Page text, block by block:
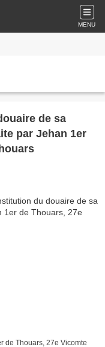
MENU
de sa
par Jehan 1er
de Thouars, 27e Vicomte